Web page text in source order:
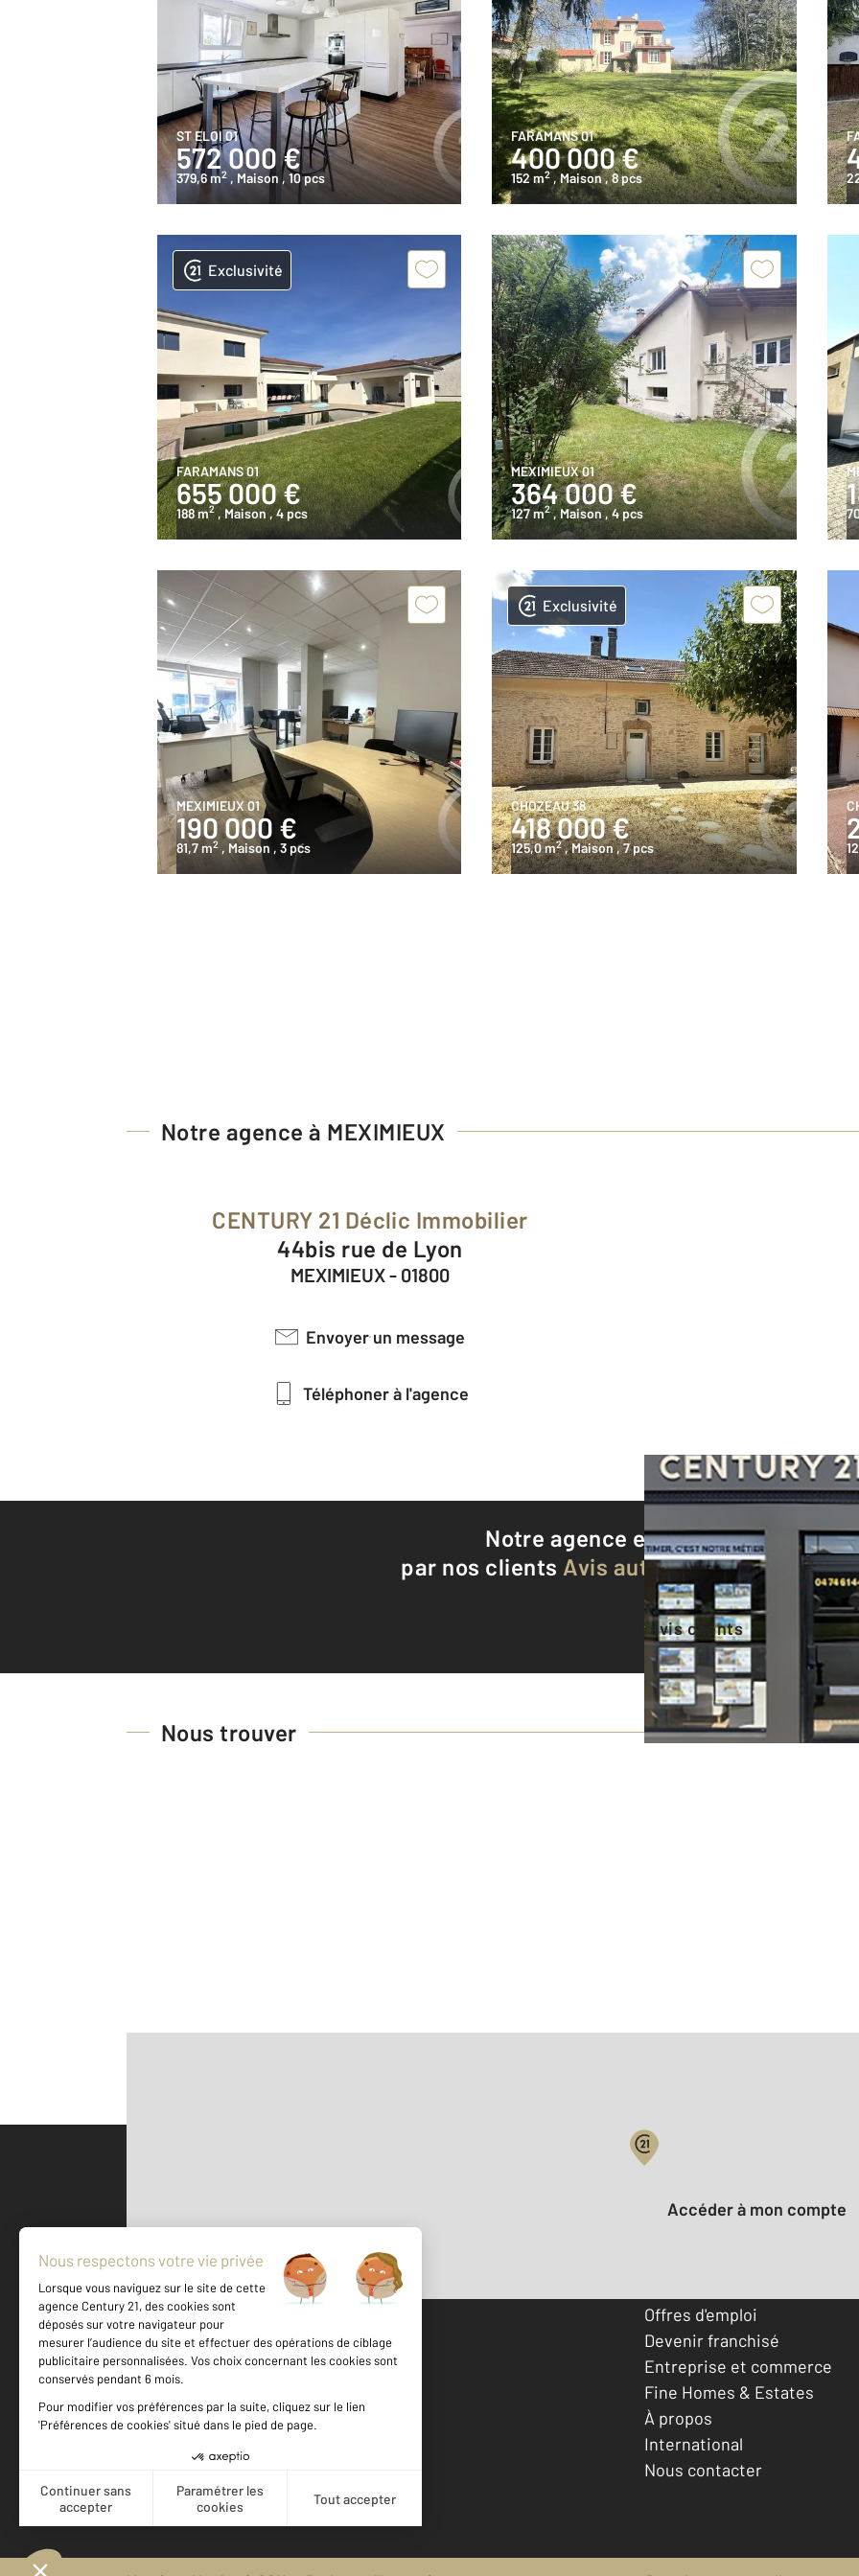
ST ELOI 01
572 000 €
379,6 m2 , Maison , 10 pcs
FARAMANS 01
400 000 €
152 m2 , Maison, 8 pcs
Exclusivité
FARAMANS 01
655 000 €
188 m2 , Maison, 4 pcs
MEXIMIEUX 01
364 000 €
127 m2 , Maison, 4 pcs
MEXIMIEUX 01
190 000 €
81,7 m2 , Maison , 3 pcs
Exclusivité
CHOZEAU 38
418 000 €
125,0 m2 , Maison, 7 pcs
Notre agence à MEXIMIEUX
CENTURY 21 Déclic Immobilier
44bis rue de Lyon
MEXIMIEUX - 01800
Envoyer un message
Téléphoner à l'agence
Notre agence est notée9,3/10
par nos clients Avis authentifiés par
Voir tous les avis clients
Nous trouver
500 m ©Mappy
Votre compte :
Accéder à mon compte
Votre agence est notée
Achat
10
Location
Offres d'emploi
Devenir franchisé
Entreprise et commerce
Fine Homes & Estates
À propos
International
Nous contacter